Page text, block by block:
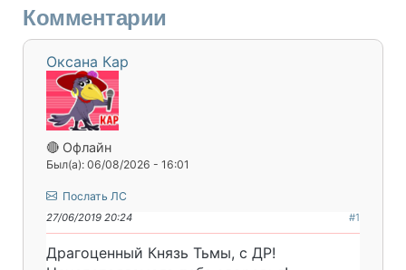
Комментарии
Оксана Кар
🔴 Офлайн
Был(а): 06/08/2026 - 16:01
Послать ЛС
27/06/2019 20:24 #1
Драгоценный Князь Тьмы, с ДР!